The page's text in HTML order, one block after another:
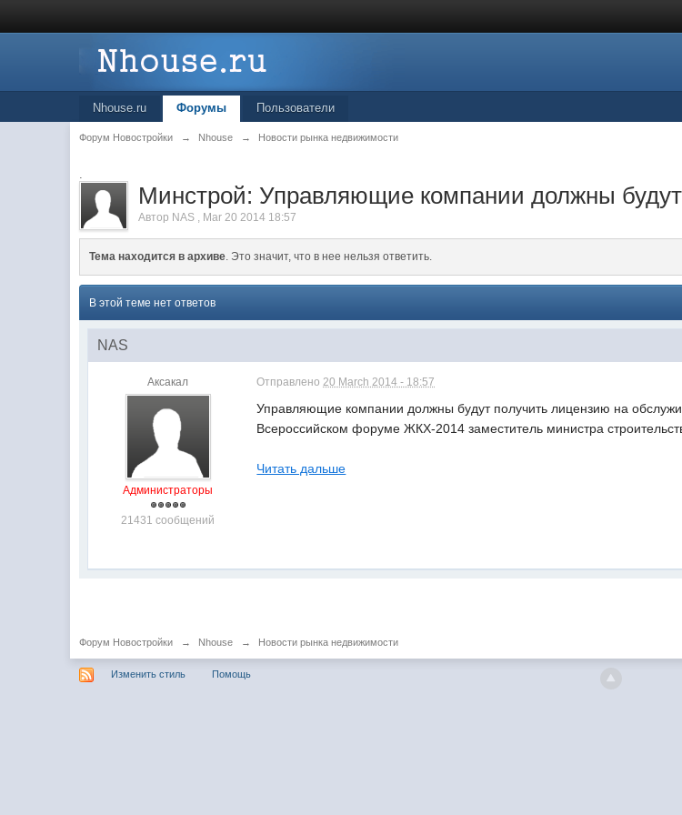
Nhouse.ru Форумы Пользователи
Форум Новостройки → Nhouse → Новости рынка недвижимости
.
Минстрой: Управляющие компании должны
Автор NAS , Mar 20 2014 18:57
Тема находится в архиве. Это значит, что в нее нельзя ответить.
В этой теме нет ответов
NAS
Аксакал
Администраторы
21431 сообщений
Отправлено20 March 2014 - 18:57
Управляющие компании должны будут получить лицензию на
Всероссийском форуме ЖКХ-2014 заместитель министра
Читать дальше
Форум Новостройки → Nhouse → Новости рынка недвижимости
Изменить стиль Помощь